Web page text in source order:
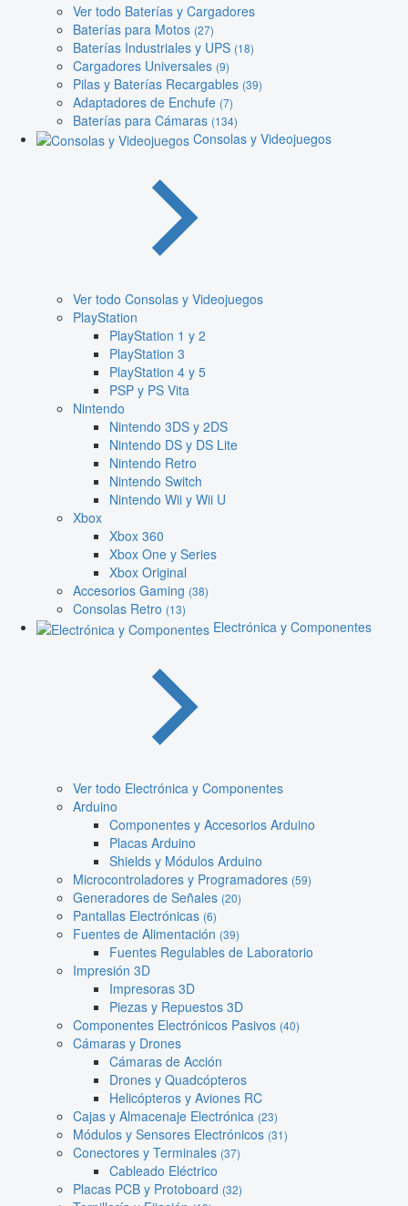
Ver todo Baterías y Cargadores
Baterías para Motos (27)
Baterías Industriales y UPS (18)
Cargadores Universales (9)
Pilas y Baterías Recargables (39)
Adaptadores de Enchufe (7)
Baterías para Cámaras (134)
Consolas y Videojuegos
Ver todo Consolas y Videojuegos
PlayStation
PlayStation 1 y 2
PlayStation 3
PlayStation 4 y 5
PSP y PS Vita
Nintendo
Nintendo 3DS y 2DS
Nintendo DS y DS Lite
Nintendo Retro
Nintendo Switch
Nintendo Wii y Wii U
Xbox
Xbox 360
Xbox One y Series
Xbox Original
Accesorios Gaming (38)
Consolas Retro (13)
Electrónica y Componentes
Ver todo Electrónica y Componentes
Arduino
Componentes y Accesorios Arduino
Placas Arduino
Shields y Módulos Arduino
Microcontroladores y Programadores (59)
Generadores de Señales (20)
Pantallas Electrónicas (6)
Fuentes de Alimentación (39)
Fuentes Regulables de Laboratorio
Impresión 3D
Impresoras 3D
Piezas y Repuestos 3D
Componentes Electrónicos Pasivos (40)
Cámaras y Drones
Cámaras de Acción
Drones y Quadcópteros
Helicópteros y Aviones RC
Cajas y Almacenaje Electrónica (23)
Módulos y Sensores Electrónicos (31)
Conectores y Terminales (37)
Cableado Eléctrico
Placas PCB y Protoboard (32)